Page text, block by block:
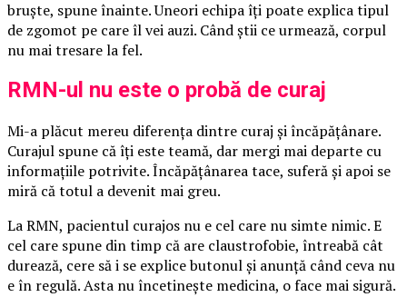
bruște, spune înainte. Uneori echipa îți poate explica tipul
de zgomot pe care îl vei auzi. Când știi ce urmează, corpul
nu mai tresare la fel.
RMN-ul nu este o probă de curaj
Mi-a plăcut mereu diferența dintre curaj și încăpățânare.
Curajul spune că îți este teamă, dar mergi mai departe cu
informațiile potrivite. Încăpățânarea tace, suferă și apoi se
miră că totul a devenit mai greu.
La RMN, pacientul curajos nu e cel care nu simte nimic. E
cel care spune din timp că are claustrofobie, întreabă cât
durează, cere să i se explice butonul și anunță când ceva nu
e în regulă. Asta nu încetinește medicina, o face mai sigură.